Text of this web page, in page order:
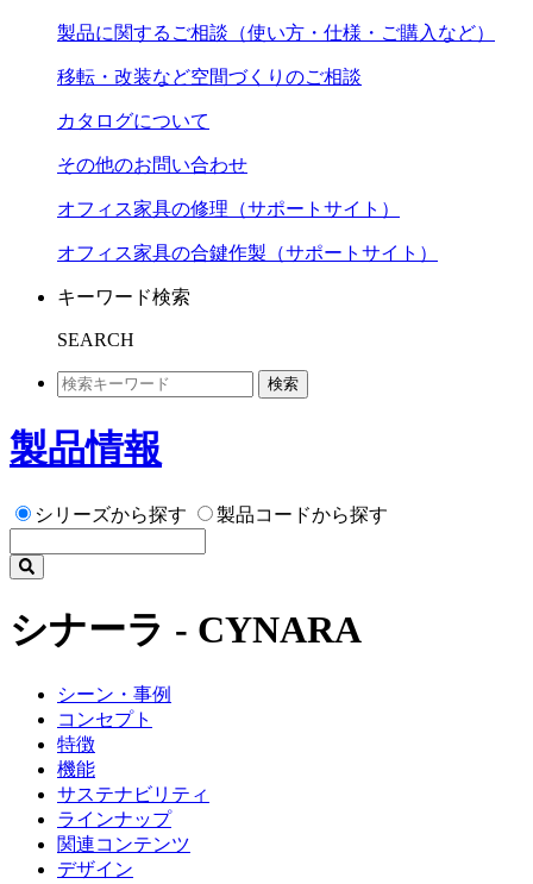
製品に関するご相談（使い方・仕様・ご購入など）
移転・改装など空間づくりのご相談
カタログについて
その他のお問い合わせ
オフィス家具の修理（サポートサイト）
オフィス家具の合鍵作製（サポートサイト）
キーワード検索
SEARCH
検索
製品情報
シリーズから探す 製品コードから探す
シナーラ - CYNARA
シーン・事例
コンセプト
特徴
機能
サステナビリティ
ラインナップ
関連コンテンツ
デザイン